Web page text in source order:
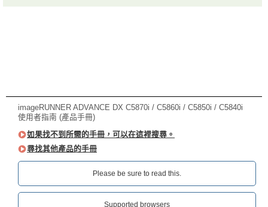
imageRUNNER ADVANCE DX C5870i / C5860i / C5850i / C5840i
使用者指南 (產品手冊)
如果找不到所需的手冊，可以在這裡搜尋。
尋找其他產品的手冊
Please be sure to read this.‎
Supported browsers